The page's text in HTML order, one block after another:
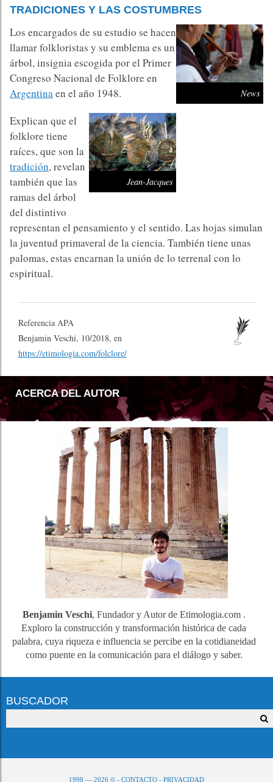
TRADICIONES Y LAS COSTUMBRES
News
Los encargados de su estudio se hacen
llamar folkloristas y su emblema es un
árbol, insignia escogida por el Primer
Congreso Nacional de Folklore en
Argentinaen el año 1948.
Jean-Jacques
Explican que el
folklore tiene
raíces, que son la
tradición, revelan
también que las
ramas del árbol
del distintivo
representan el pensamiento y el sentido. Las hojas simulan
la juventud primaveral de la ciencia. También tiene unas
palomas, estas encarnan la unión de lo terrenal con lo
espiritual.
Referencia APA
Benjamin Veschi, 10/2018, en
https://etimologia.com/folclore/
ACERCA DEL AUTOR
Benjamin Veschi, Fundador y Autor de Etimologia.com .
Exploro la construcción y transformación histórica de cada
palabra, cuya riqueza e influencia se percibe en la cotidianeidad
como puente en la comunicación para el diálogo y saber.
BUSCADOR
1998 — 2026 © - CONTACTO - PRIVACIDAD